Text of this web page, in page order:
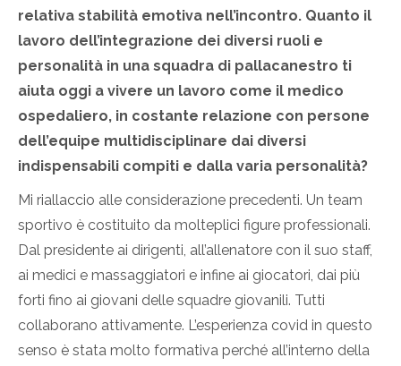
relativa stabilità emotiva nell’incontro. Quanto il
lavoro dell’integrazione dei diversi ruoli e
personalità in una squadra di pallacanestro ti
aiuta oggi a vivere un lavoro come il medico
ospedaliero, in costante relazione con persone
dell’equipe multidisciplinare dai diversi
indispensabili compiti e dalla varia personalità?
Mi riallaccio alle considerazione precedenti. Un team
sportivo è costituito da molteplici figure professionali.
Dal presidente ai dirigenti, all’allenatore con il suo staff,
ai medici e massaggiatori e infine ai giocatori, dai più
forti fino ai giovani delle squadre giovanili. Tutti
collaborano attivamente. L’esperienza covid in questo
senso è stata molto formativa perché all’interno della